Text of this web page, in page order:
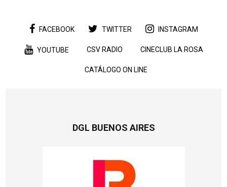
FACEBOOK TWITTER INSTAGRAM
YOUTUBE CSV RADIO CINECLUB LA ROSA
CATÁLOGO ON LINE
DGL BUENOS AIRES